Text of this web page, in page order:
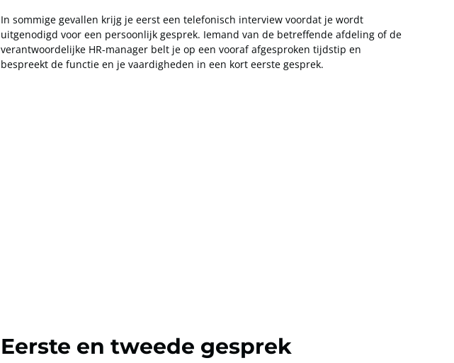
In sommige gevallen krijg je eerst een telefonisch interview voordat je wordt
uitgenodigd voor een persoonlijk gesprek. Iemand van de betreffende afdeling of de
verantwoordelijke HR-manager belt je op een vooraf afgesproken tijdstip en
bespreekt de functie en je vaardigheden in een kort eerste gesprek.
Eerste en tweede gesprek